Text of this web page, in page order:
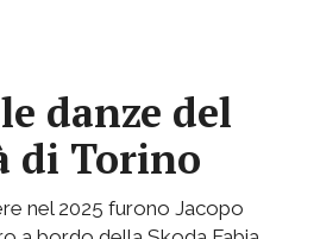
danze del
di Torino
nel 2025 furono Jacopo